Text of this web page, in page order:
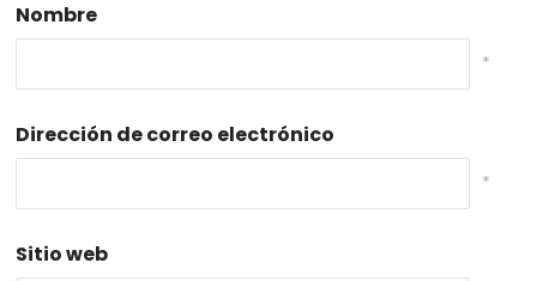
Nombre
*
Dirección de correo electrónico
*
Sitio web